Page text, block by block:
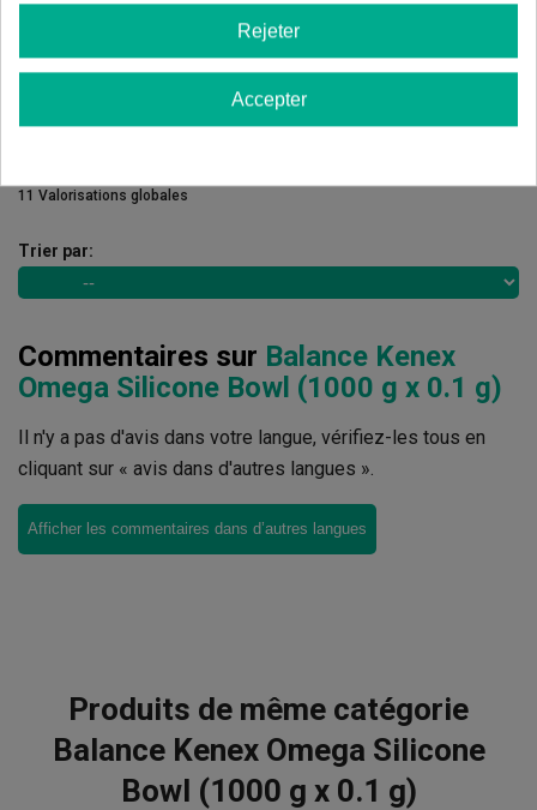
1 étoiles
0.00%
Écrivez votre commentaire
11 Valorisations globales
Trier par:
Commentaires sur Balance Kenex
Omega Silicone Bowl (1000 g x 0.1 g)
Il n'y a pas d'avis dans votre langue, vérifiez-les tous en
cliquant sur « avis dans d'autres langues ».
Afficher les commentaires dans d’autres langues
Produits de même catégorie
Balance Kenex Omega Silicone
Bowl (1000 g x 0.1 g)
Rejeter
Accepter